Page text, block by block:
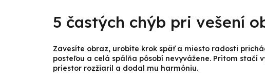
5 častých chýb pri vešení
Zavesíte obraz, urobíte krok späť a miesto radosti
posteľou a celá spálňa pôsobí nevyvážene. Pritom stačí
priestor rozžiaril a dodal mu harmóniu.